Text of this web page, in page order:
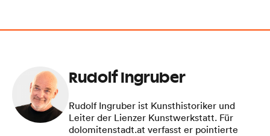
Rudolf Ingruber
Rudolf Ingruber ist Kunsthistoriker und
Leiter der Lienzer Kunstwerkstatt. Für
dolomitenstadt.at verfasst er pointierte